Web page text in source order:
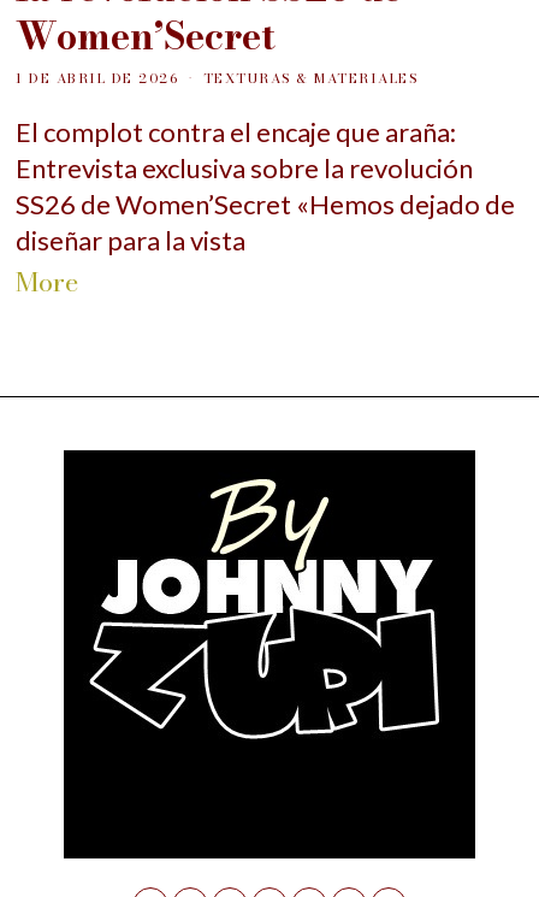
Women’Secret
1 DE ABRIL DE 2026 TEXTURAS & MATERIALES
El complot contra el encaje que araña:
Entrevista exclusiva sobre la revolución
SS26 de Women’Secret «Hemos dejado de
diseñar para la vista
More